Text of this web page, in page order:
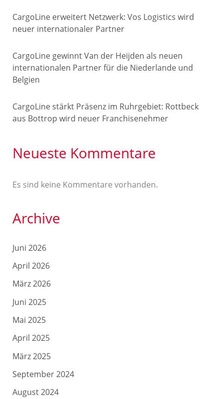
CargoLine erweitert Netzwerk: Vos Logistics wird
neuer internationaler Partner
CargoLine gewinnt Van der Heijden als neuen
internationalen Partner für die Niederlande und
Belgien
CargoLine stärkt Präsenz im Ruhrgebiet: Rottbeck
aus Bottrop wird neuer Franchisenehmer
Neueste Kommentare
Es sind keine Kommentare vorhanden.
Archive
Juni 2026
April 2026
März 2026
Juni 2025
Mai 2025
April 2025
März 2025
September 2024
August 2024